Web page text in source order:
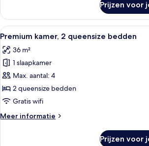
kamer
Prijzen voor
Alle
foto's
voor
Premium
kamer,
2
queensize
laden
Een
4
Premium kamer, 2 queensize bedden
36 m²
1 slaapkamer
Max. aantal: 4
2 queensize bedden
Gratis wifi
Meer informatie
Meer
Prijzen voor